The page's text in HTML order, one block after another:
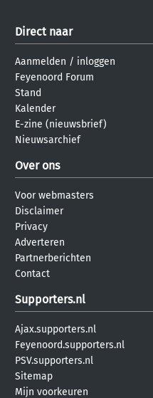
Direct naar
Aanmelden / inloggen
Feyenoord Forum
Stand
Kalender
E-zine (nieuwsbrief)
Nieuwsarchief
Over ons
Voor webmasters
Disclaimer
Privacy
Adverteren
Partnerberichten
Contact
Supporters.nl
Ajax.supporters.nl
Feyenoord.supporters.nl
PSV.supporters.nl
Sitemap
Mijn voorkeuren